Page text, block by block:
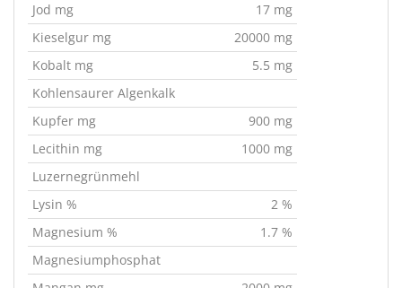
Jod mg
17 mg
Kieselgur mg
20000 mg
Kobalt mg
5.5 mg
Kohlensaurer Algenkalk
Kupfer mg
900 mg
Lecithin mg
1000 mg
Luzernegrünmehl
Lysin %
2 %
Magnesium %
1.7 %
Magnesiumphosphat